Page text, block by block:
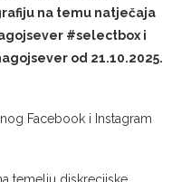
na temu natječaja
#selectbox i
od 21.10.2025.
Facebook i Instagram